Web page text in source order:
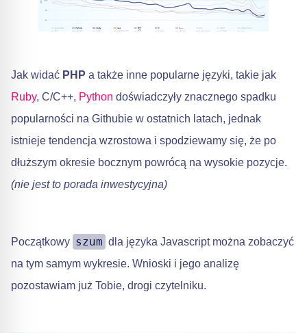
Jak widać PHP a także inne popularne języki, takie jak
Ruby, C/C++, Python doświadczyły znacznego spadku
popularności na Githubie w ostatnich latach, jednak
istnieje tendencja wzrostowa i spodziewamy się, że po
dłuższym okresie bocznym powrócą na wysokie pozycje.
(nie jest to porada inwestycyjna)
Początkowy szum dla języka Javascript można zobaczyć
na tym samym wykresie. Wnioski i jego analizę
pozostawiam już Tobie, drogi czytelniku.